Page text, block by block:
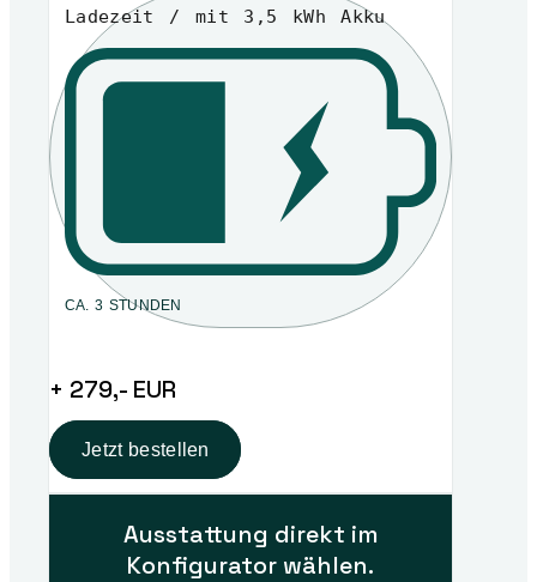
Ladezeit / mit 3,5 kWh Akku
CA. 3 STUNDEN
+ 279,- EUR
Jetzt bestellen
Ausstattung direkt im
Konfigurator wählen.